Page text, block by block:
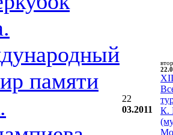
памяти
22
03.2011
К.